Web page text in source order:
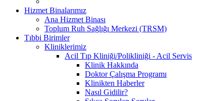
Hizmet Binalarımız
Ana Hizmet Binası
Toplum Ruh Sağlığı Merkezi (TRSM)
Tıbbi Birimler
Kliniklerimiz
Acil Tıp Kliniği/Polikliniği - Acil Servis
Klinik Hakkında
Doktor Çalışma Programı
Klinikten Haberler
Nasıl Gidilir?